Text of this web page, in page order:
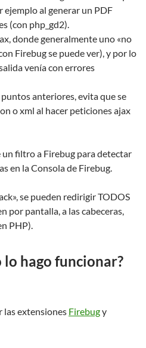
ejemplo al generar un PDF
(con php_gd2).
donde generalmente uno «no
Firebug se puede ver), y por lo
venía con errores
anteriores, evita que se
o xml al hacer peticiones ajax
un filtro a Firebug para detectar
en la Consola de Firebug.
se pueden redirigir TODOS
por pantalla, a las cabeceras,
PHP).
lo hago funcionar?
las extensiones Firebugy